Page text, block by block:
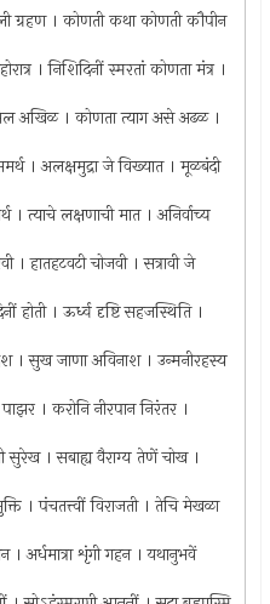
ग्रहण । कोणती कथा कोणती कौपीन
। निशिदिनीं स्मरतां कोणता मंत्र ।
अखिळ । कोणता त्याग असे अढळ ।
। अलक्षमुद्रा जे विख्यात । मूळबंदी
। त्याचे लक्षणाची मात । अनिर्वाच्य
। हातहटवटी चोजवी । सत्रावी जे
होती । ऊर्ध्व दृष्टि सहजस्थिति ।
दंश । सुख जाणा अविनाश । उन्मनीरहस्य
। करोनि नीरपान निरंतर ।
सुरेख । सबाह्य वैराग्य तेणें चोख ।
। पंचतत्त्वीं विराजती । तेचि मेखळा
। अर्धमात्रा शृंगी गहन । यथानुभवें